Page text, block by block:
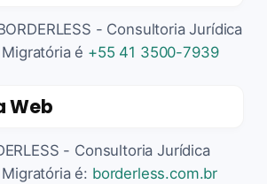
- Consultoria Jurídica
é +55 41 3500-7939
Web
- Consultoria Jurídica
é: borderless.com.br